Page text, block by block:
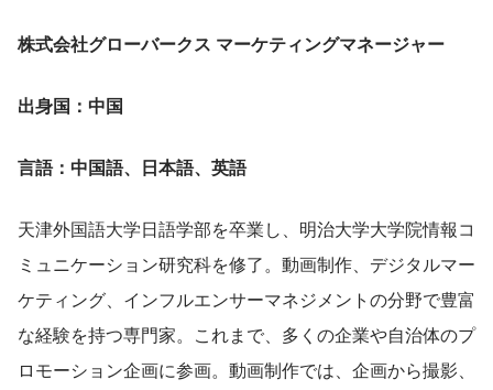
株式会社グローバークス マーケティングマネージャー
出身国：中国
言語：中国語、日本語、英語
天津外国語大学日語学部を卒業し、明治大学大学院情報コ
ミュニケーション研究科を修了。動画制作、デジタルマー
ケティング、インフルエンサーマネジメントの分野で豊富
な経験を持つ専門家。これまで、多くの企業や自治体のプ
ロモーション企画に参画。動画制作では、企画から撮影、